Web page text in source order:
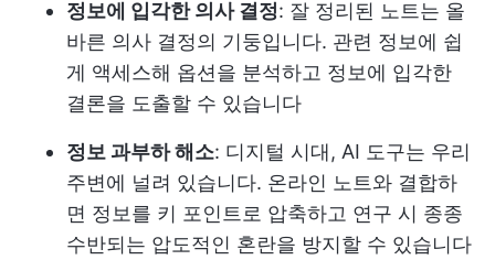
정보에 입각한 의사 결정: 잘 정리된 노트는 올
바른 의사 결정의 기둥입니다. 관련 정보에 쉽
게 액세스해 옵션을 분석하고 정보에 입각한
결론을 도출할 수 있습니다
정보 과부하 해소: 디지털 시대, AI 도구는 우리
주변에 널려 있습니다. 온라인 노트와 결합하
면 정보를 키 포인트로 압축하고 연구 시 종종
수반되는 압도적인 혼란을 방지할 수 있습니다